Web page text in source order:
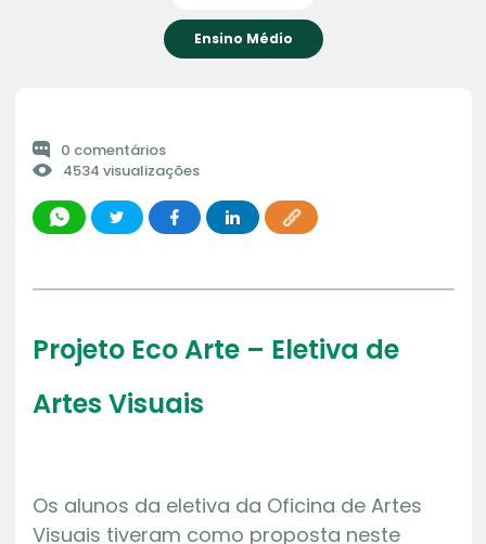
Ensino Médio
0 comentários
4534 visualizações
Projeto Eco Arte – Eletiva de
Artes Visuais
Os alunos da eletiva da Oficina de Artes
Visuais tiveram como proposta neste